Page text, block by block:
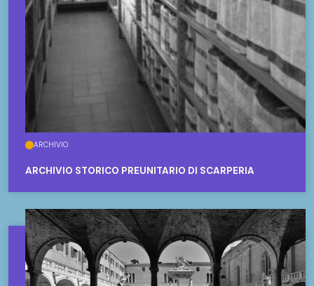
ARCHIVIO
ARCHIVIO STORICO PREUNITARIO DI SCARPERIA